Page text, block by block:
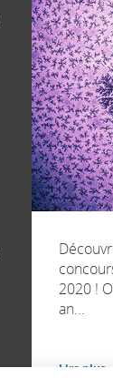
2020 !
an...
Lire plus